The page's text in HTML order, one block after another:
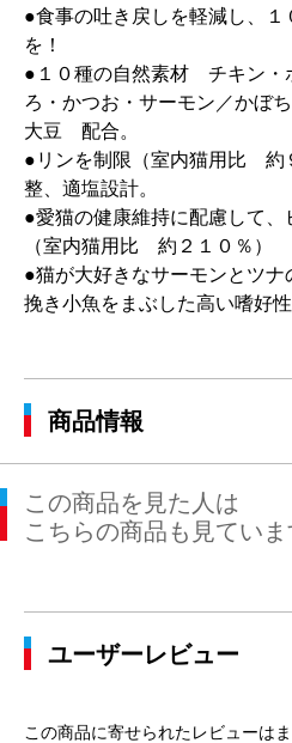
●食事の吐き戻しを軽減し、１
を！
●１０種の自然素材 チキン・
ろ・かつお・サーモン／かぼ
大豆 配合。
●リンを制限（室内猫用比 約
整、適塩設計。
●愛猫の健康維持に配慮して、
（室内猫用比 約２１０％）
●猫が大好きなサーモンとツナ
挽き小魚をまぶした高い嗜好性
商品情報
この商品を見た人は
こちらの商品も見ていま
ユーザーレビュー
この商品に寄せられたレビューはま